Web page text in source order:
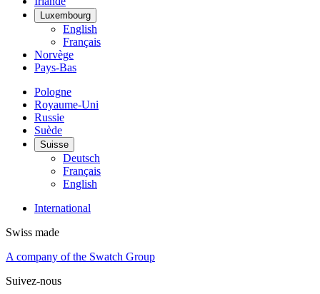
Luxembourg
English
Français
Norvège
Pays-Bas
Pologne
Royaume-Uni
Russie
Suède
Suisse
Deutsch
Français
English
International
Swiss made
A company of the Swatch Group
Suivez-nous